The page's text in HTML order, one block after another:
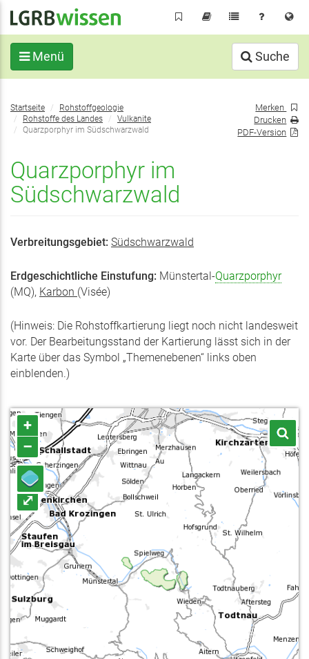
Inhalt
Menü Suche
Sie
befinden
sich
Startseite
Rohstoffgeologie
Rohstoffe des Landes
Vulkanite
Quarzporphyr im Südschwarzwald
Quarzporphyr im
Südschwarzwald
Merken
Drucken
PDF-Version
Verbreitungsgebiet: Südschwarzwald
Erdgeschichtliche Einstufung: Münstertal-Quarzporphyr
(MQ), Karbon (Visée)
(Hinweis: Die Rohstoffkartierung liegt noch nicht landesweit
vor. Der Bearbeitungsstand der Kartierung lässt sich in der
Karte über das Symbol „Themenebenen“ links oben
einblenden.)
+
–
⤢